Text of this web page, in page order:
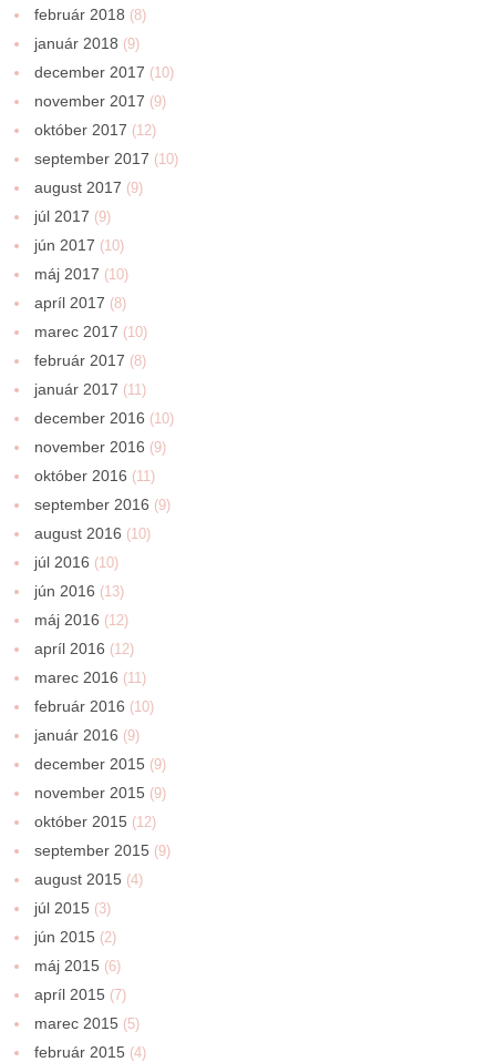
február 2018 (8)
január 2018 (9)
december 2017 (10)
november 2017 (9)
október 2017 (12)
september 2017 (10)
august 2017 (9)
júl 2017 (9)
jún 2017 (10)
máj 2017 (10)
apríl 2017 (8)
marec 2017 (10)
február 2017 (8)
január 2017 (11)
december 2016 (10)
november 2016 (9)
október 2016 (11)
september 2016 (9)
august 2016 (10)
júl 2016 (10)
jún 2016 (13)
máj 2016 (12)
apríl 2016 (12)
marec 2016 (11)
február 2016 (10)
január 2016 (9)
december 2015 (9)
november 2015 (9)
október 2015 (12)
september 2015 (9)
august 2015 (4)
júl 2015 (3)
jún 2015 (2)
máj 2015 (6)
apríl 2015 (7)
marec 2015 (5)
február 2015 (4)